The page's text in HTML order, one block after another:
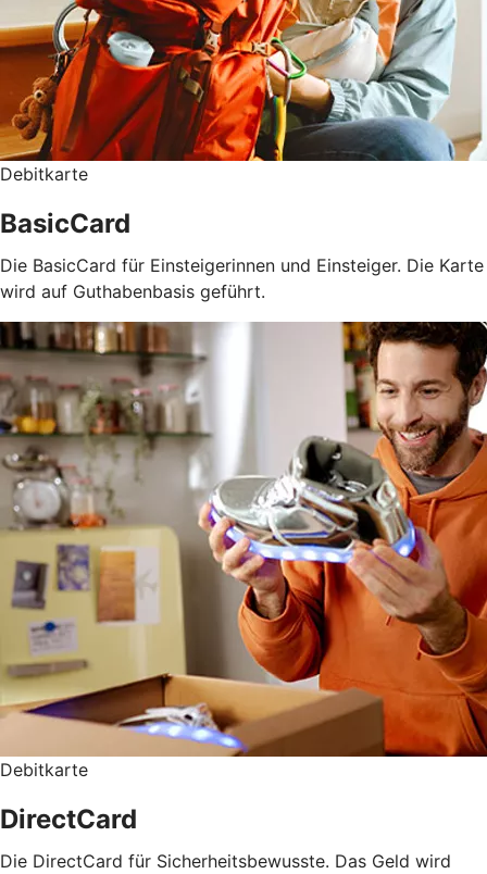
Debitkarte
BasicCard
Die BasicCard für Einsteigerinnen und Einsteiger. Die Karte
wird auf Guthabenbasis geführt.
Debitkarte
DirectCard
Die DirectCard für Sicherheitsbewusste. Das Geld wird